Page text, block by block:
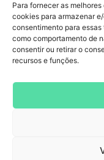
Para fornecer as
cookies para armazenar
consentimento para
como comportamento de
consentir ou retirar o
recursos e funções.
,